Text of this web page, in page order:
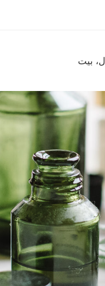
بيت